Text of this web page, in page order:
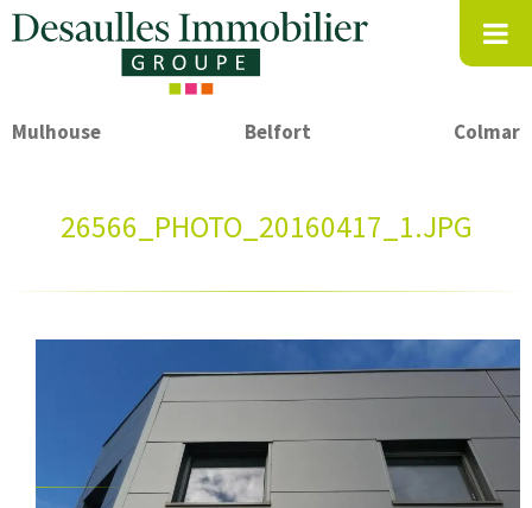
Mulhouse Belfort Colmar
26566_PHOTO_20160417_1.JPG